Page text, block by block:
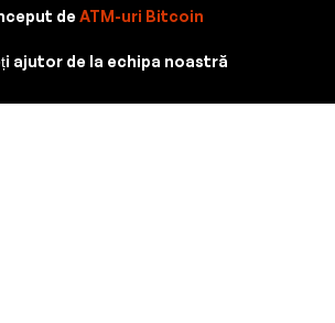
de ATM-uri Bitcoin
ajutor de la echipa noastră